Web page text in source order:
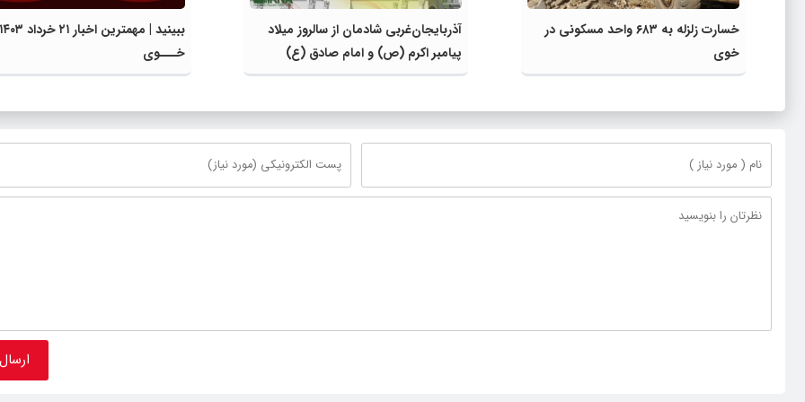
خسارت زلزله به ۶۸۳ واحد مسکونی در
خوی
آذربایجان‌غربی شادمان از سالروز میلاد
پیامبر اکرم (ص) و امام صادق (ع)
ببینید | مهمترین اخبار ۲۱ خرداد ۱۴۰۳
خـــوی